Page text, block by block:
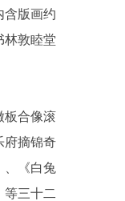
含版画约
林敦睦堂
板合像滚
府摘锦奇
、《白兔
等三十二